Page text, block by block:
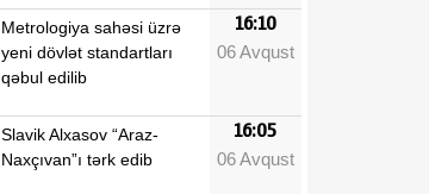
Metrologiya sahəsi üzrə
yeni dövlət standartları
qəbul edilib
16:10
06 Avqust
Slavik Alxasov “Araz-
Naxçıvan”ı tərk edib
16:05
06 Avqust